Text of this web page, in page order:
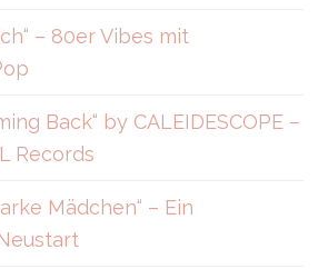
k
– 80er Vibes mit
Back“ by CALEIDESCOPE –
Records
Mädchen“ – Ein